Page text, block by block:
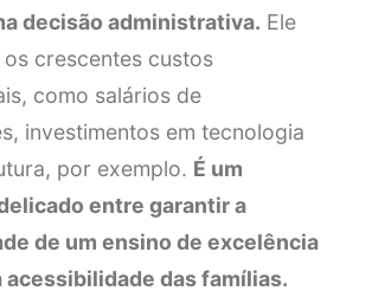
decisão administrativa. Ele
crescentes custos
como salários de
investimentos em tecnologia
por exemplo. É um
entre garantir a
de um ensino de excelência
acessibilidade das famílias.